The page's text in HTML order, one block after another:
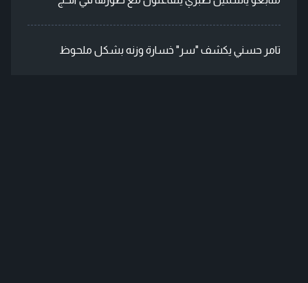
تامر حسني يكشف "سر" خسارة وزنه بشكل ملحوظ